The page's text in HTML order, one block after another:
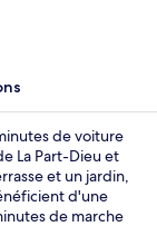
de voiture
La Part-Dieu et
et un jardin,
d'une
de marche